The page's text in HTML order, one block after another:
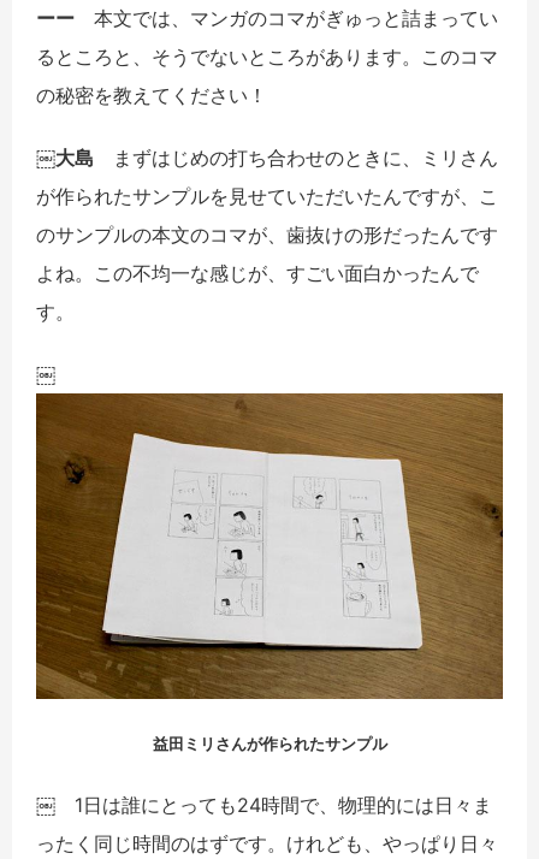
ーー 本文では、マンガのコマがぎゅっと詰まってい
るところと、そうでないところがあります。このコマ
の秘密を教えてください！
￼大島 まずはじめの打ち合わせのときに、ミリさん
が作られたサンプルを見せていただいたんですが、こ
のサンプルの本文のコマが、歯抜けの形だったんです
よね。この不均一な感じが、すごい面白かったんで
す。
￼
益田ミリさんが作られたサンプル
￼ 1日は誰にとっても24時間で、物理的には日々ま
ったく同じ時間のはずです。けれども、やっぱり日々